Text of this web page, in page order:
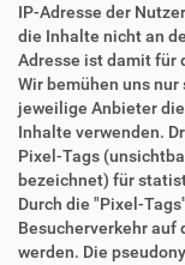
IP-Adresse der
die Inhalte nicht an
Adresse ist damit für
Wir bemühen uns
jeweilige Anbieter
Inhalte verwenden.
Pixel-Tags
bezeichnet) für
Durch die "Pixel-
Besucherverkehr auf
werden. Die